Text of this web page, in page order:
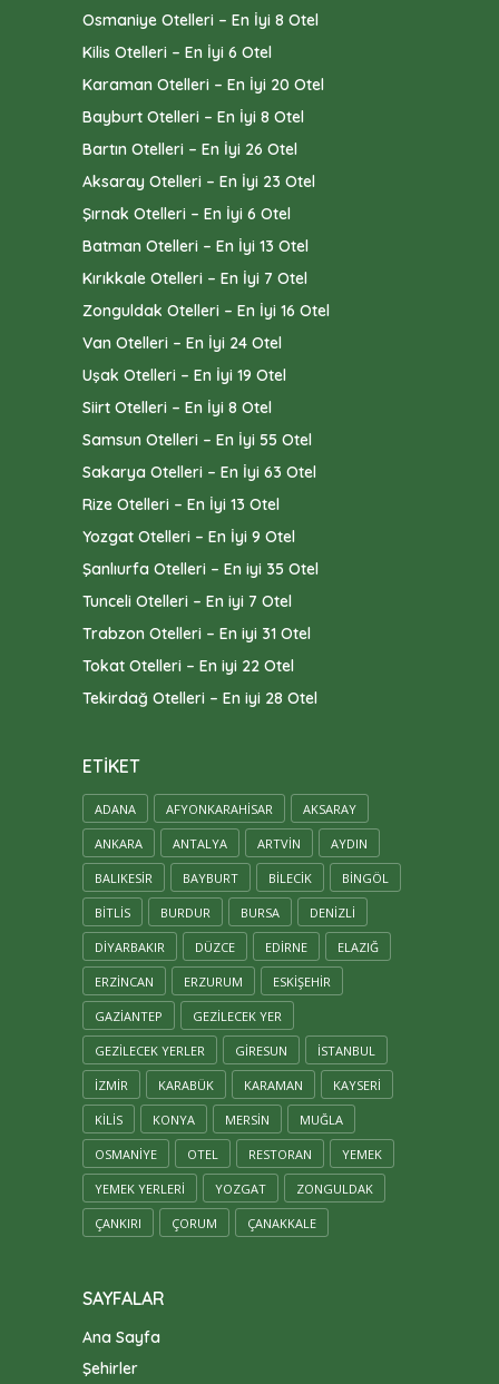
Osmaniye Otelleri – En İyi 8 Otel
Kilis Otelleri – En İyi 6 Otel
Karaman Otelleri – En İyi 20 Otel
Bayburt Otelleri – En İyi 8 Otel
Bartın Otelleri – En İyi 26 Otel
Aksaray Otelleri – En İyi 23 Otel
Şırnak Otelleri – En İyi 6 Otel
Batman Otelleri – En İyi 13 Otel
Kırıkkale Otelleri – En İyi 7 Otel
Zonguldak Otelleri – En İyi 16 Otel
Van Otelleri – En İyi 24 Otel
Uşak Otelleri – En İyi 19 Otel
Siirt Otelleri – En İyi 8 Otel
Samsun Otelleri – En İyi 55 Otel
Sakarya Otelleri – En İyi 63 Otel
Rize Otelleri – En İyi 13 Otel
Yozgat Otelleri – En İyi 9 Otel
Şanlıurfa Otelleri – En iyi 35 Otel
Tunceli Otelleri – En iyi 7 Otel
Trabzon Otelleri – En iyi 31 Otel
Tokat Otelleri – En iyi 22 Otel
Tekirdağ Otelleri – En iyi 28 Otel
ETIKET
ADANA AFYONKARAHISAR AKSARAY
ANKARA ANTALYA ARTVIN AYDIN
BALIKESIR BAYBURT BILECIK BINGÖL
BITLIS BURDUR BURSA DENIZLI
DIYARBAKIR DÜZCE EDIRNE ELAZIĞ
ERZINCAN ERZURUM ESKIŞEHIR
GAZIANTEP GEZILECEK YER
GEZILECEK YERLER GIRESUN ISTANBUL
IZMIR KARABÜK KARAMAN KAYSERİ
KILIS KONYA MERSİN MUĞLA
OSMANIYE OTEL RESTORAN YEMEK
YEMEK YERLERI YOZGAT ZONGULDAK
ÇANKIRI ÇORUM ÇANAKKALE
SAYFALAR
Ana Sayfa
Şehirler